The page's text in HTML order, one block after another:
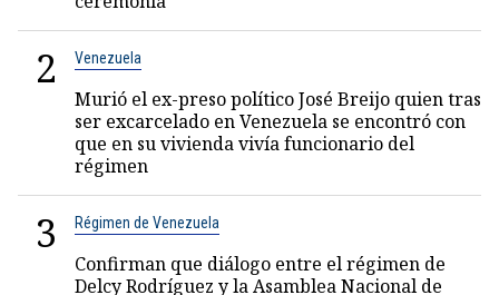
2 Venezuela
Murió el ex-preso político José Breijo quien tras
ser excarcelado en Venezuela se encontró con
que en su vivienda vivía funcionario del
régimen
3 Régimen de Venezuela
Confirman que diálogo entre el régimen de
Delcy Rodríguez y la Asamblea Nacional de